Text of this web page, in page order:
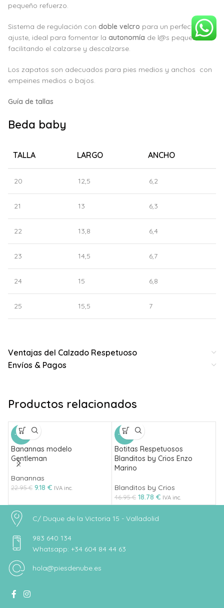
pequeño refuerzo.
Sistema de regulación con doble velcro para un perfecto
ajuste, ideal para fomentar la autonomía de l@s peques
facilitando el calzarse y descalzarse.
Los zapatos son adecuados para pies medios y anchos con
empeines medios o bajos.
Guía de tallas
Beda baby
TALLA LARGO ANCHO
20 12,5 6,2
21 13 6,3
22 13,8 6,4
23 14,5 6,7
24 15 6,8
25 15,5 7
Ventajas del Calzado Respetuoso
Envíos & Pagos
Productos relacionados
-60%
Banannas modelo
Gentleman
Banannas
22.95€ 9.18 € IVA inc.
-60%
Botitas Respetuosos
Blanditos by Crios Enzo
Marino
Blanditos by Crios
46.95€ 18.78 € IVA inc.
C/ Duque de la Victoria 15 - Valladolid
983 640 134
Whatsapp: +34 604 84 44 63
hola@piesdenube.es